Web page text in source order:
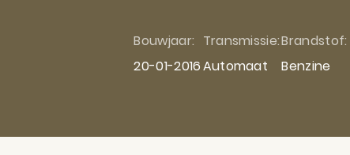
Bouwjaar:
20-01-2016
Transmissie:
Automaat
Brandstof:
Benzine